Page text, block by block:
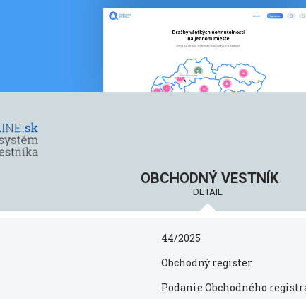
OBCHODNÝ VESTNÍK
DETAIL
44/2025
Obchodný register
Podanie Obchodného